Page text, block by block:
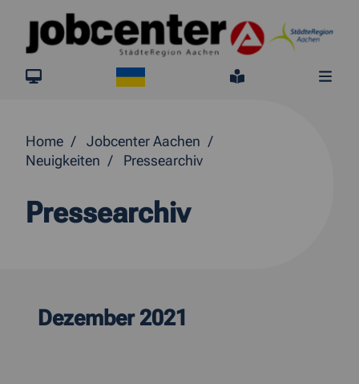
Springe direkt zum Inhalt
jobcenter.digital
Leichte
Home
Jobcenter Aachen
Neuigkeiten
Pressearchiv
Pressearchiv
Dezember 2021